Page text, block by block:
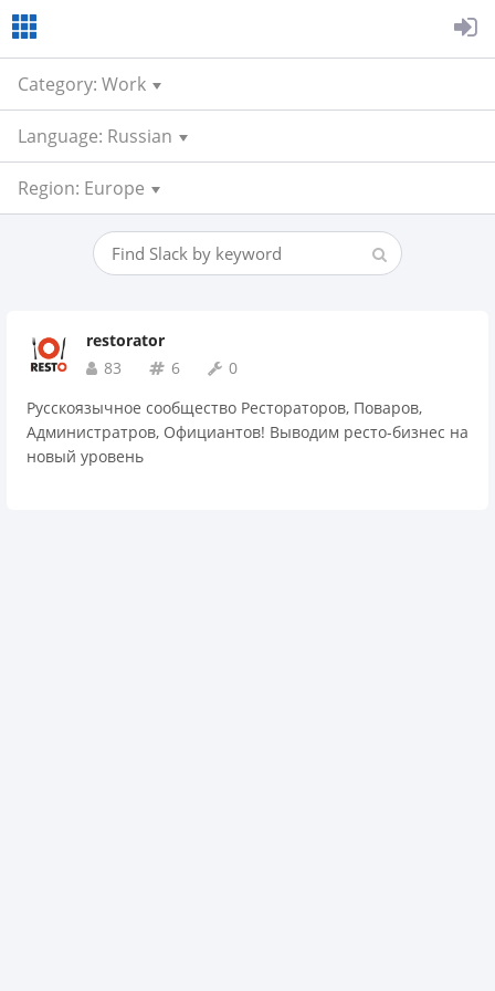
Category: Work
Language: Russian
Region: Europe
restorator
83
6
0
Русскоязычное сообщество Рестораторов, Поваров,
Администратров, Официантов! Выводим ресто-бизнес на
новый уровень